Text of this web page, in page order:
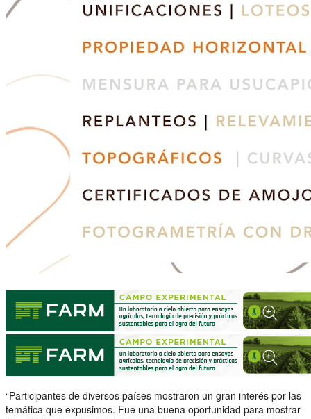
“Participantes de diversos países mostraron un gran interés por las
temática que expusimos. Fue una buena oportunidad para mostrar